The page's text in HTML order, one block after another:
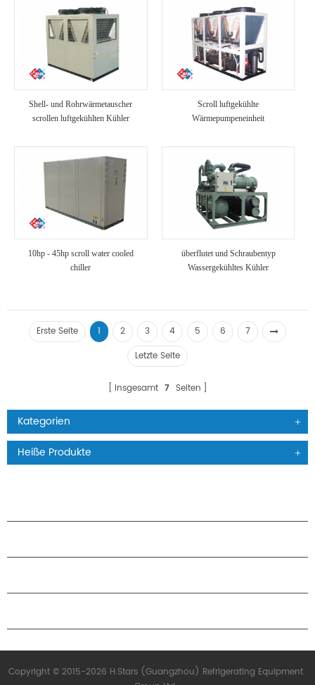
Shell- und Rohrwärmetauscher
scrollen luftgekühlten Kühler
Scroll luftgekühlte
Wärmepumpeneinheit
10hp - 45hp scroll water cooled
chiller
überflutet und Schraubentyp
Wassergekühltes Kühler
Erste Seite 1 2 3 4 5 6
7
Letzte Seite
Insgesamt 7 Seiten
Kategorien
Heiße Produkte
Copyright © 2015-2026 H.Stars (Guangzhou) Refrigerating Equipment